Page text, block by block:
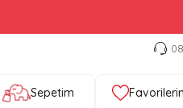
Sepetim